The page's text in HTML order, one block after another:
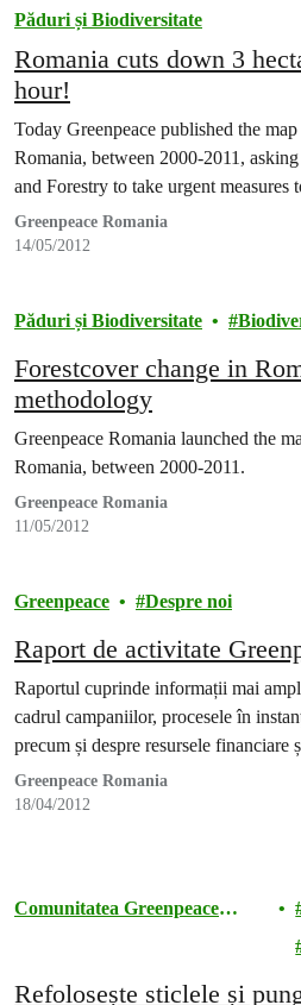
Păduri și Biodiversitate
Romania cuts down 3
hour!
Today Greenpeace published the
Romania, between 2000-2011,
and Forestry to take urgent measures
Greenpeace Romania
14/05/2012
Păduri și Biodiversitate
Forestcover change in
methodology
Greenpeace Romania launched the
Romania, between 2000-2011.
Greenpeace Romania
11/05/2012
Greenpeace Despre noi
Raport de activitate
Raportul cuprinde informații mai
cadrul campaniilor, procesele în
precum și despre resursele financiare
Greenpeace Romania
18/04/2012
Comunitatea Greenpeace
Refolosește sticlele și